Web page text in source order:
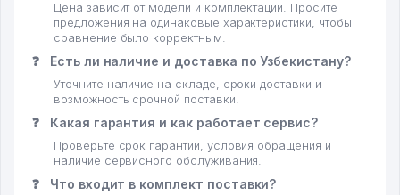
Цена зависит от модели и комплектации. Просите
предложения на одинаковые характеристики, чтобы
сравнение было корректным.
❓ Есть ли наличие и доставка по Узбекистану?
Уточните наличие на складе, сроки доставки и
возможность срочной поставки.
❓ Какая гарантия и как работает сервис?
Проверьте срок гарантии, условия обращения и
наличие сервисного обслуживания.
❓ Что входит в комплект поставки?